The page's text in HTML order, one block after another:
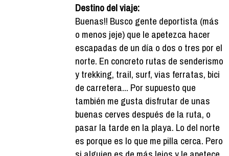
Destino del viaje:
Buenas!! Busco gente deportista (más
o menos jeje) que le apetezca hacer
escapadas de un día o dos o tres por el
norte. En concreto rutas de senderismo
y trekking, trail, surf, vias ferratas, bici
de carretera... Por supuesto que
también me gusta disfrutar de unas
buenas cerves después de la ruta, o
pasar la tarde en la playa. Lo del norte
es porque es lo que me pilla cerca. Pero